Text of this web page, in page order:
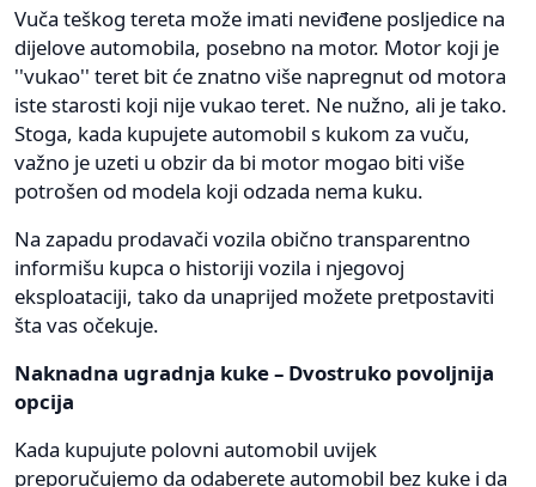
Vuča teškog tereta može imati neviđene posljedice na
dijelove automobila, posebno na motor. Motor koji je
''vukao'' teret bit će znatno više napregnut od motora
iste starosti koji nije vukao teret. Ne nužno, ali je tako.
Stoga, kada kupujete automobil s kukom za vuču,
važno je uzeti u obzir da bi motor mogao biti više
potrošen od modela koji odzada nema kuku.
Na zapadu prodavači vozila obično transparentno
informišu kupca o historiji vozila i njegovoj
eksploataciji, tako da unaprijed možete pretpostaviti
šta vas očekuje.
Naknadna ugradnja kuke – Dvostruko povoljnija
opcija
Kada kupujute polovni automobil uvijek
preporučujemo da odaberete automobil bez kuke i da